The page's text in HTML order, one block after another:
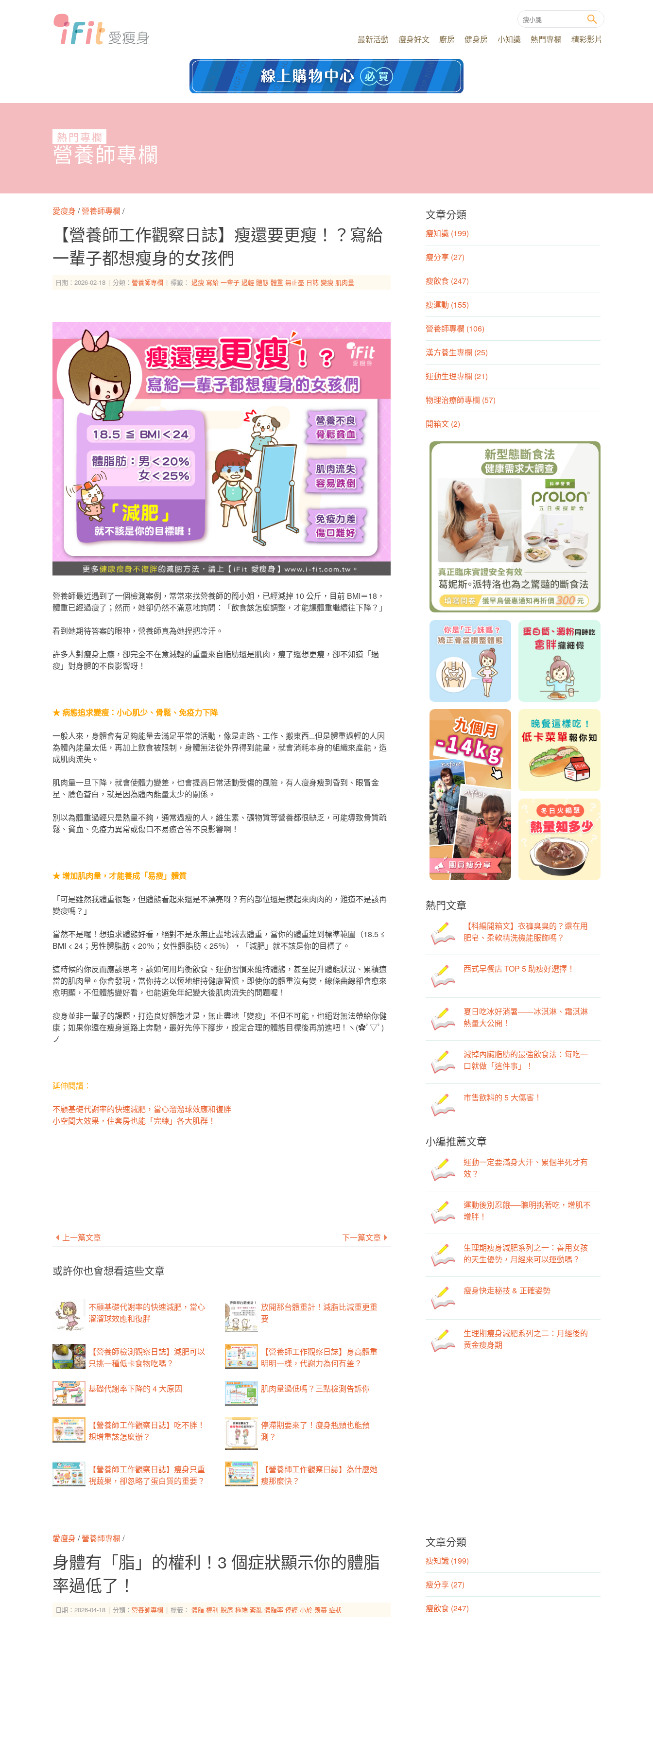
最新活動 瘦身好文 廚房 健身房 小知識 熱門專欄 精彩影片
熱門專欄
營養師專欄
愛瘦身 /營養師專欄 /
【營養師工作觀察日誌】瘦還要更瘦！？寫給
一輩子都想瘦身的女孩們
日期：2026-02-18 分類： 營養師專欄 標籤： 過瘦 寫給 一輩子 過輕 體態 體重 無止盡 日誌 變瘦 肌肉量
營養師最近遇到了一個檢測案例，常常來找營養師的簡小姐，已經減掉 10 公斤，目前 BMI＝18，
體重已經過瘦了；然而，她卻仍然不滿意地詢問：「飲食該怎麼調整，才能讓體重繼續往下降？」
看到她期待答案的眼神，營養師真為她捏把冷汗。
許多人對瘦身上癮，卻完全不在意減輕的重量來自脂肪還是肌肉，瘦了還想更瘦，卻不知道「過
瘦」對身體的不良影響呀！
★ 病態追求變瘦：小心肌少、骨鬆、免疫力下降
一般人來，身體會有足夠能量去滿足平常的活動，像是走路、工作、搬東西...但是體重過輕的人因
為體內能量太低，再加上飲食被限制，身體無法從外界得到能量，就會消耗本身的組織來產能，造
成肌肉流失。
肌肉量一旦下降，就會使體力變差，也會提高日常活動受傷的風險，有人瘦身瘦到昏到、眼冒金
星、臉色蒼白，就是因為體內能量太少的關係。
別以為體重過輕只是熱量不夠，通常過瘦的人，維生素、礦物質等營養都很缺乏，可能導致骨質疏
鬆、貧血、免疫力異常或傷口不易癒合等不良影響啊！
★ 增加肌肉量，才能養成「易瘦」體質
「可是雖然我體重很輕，但體態看起來還是不漂亮呀？有的部位還是摸起來肉肉的，難道不是該再
變瘦嗎？」
當然不是囉！想追求體態好看，絕對不是永無止盡地減去體重，當你的體重達到標準範圍（18.5 ≤
BMI < 24；男性體脂肪 < 20％；女性體脂肪 < 25％），「減肥」就不該是你的目標了。
這時候的你反而應該思考，該如何用均衡飲食、運動習慣來維持體態，甚至提升體能狀況、累積適
當的肌肉量。你會發現，當你持之以恆地維持健康習慣，即使你的體重沒有變，線條曲線卻會愈來
愈明顯，不但體態變好看，也能避免年紀變大後肌肉流失的問題喔！
瘦身並非一輩子的課題，打造良好體態才是，無止盡地「變瘦」不但不可能，也絕對無法帶給你健
康；如果你還在瘦身道路上奔馳，最好先停下腳步，設定合理的體態目標後再前進吧！ ヽ(✿ﾟ▽ﾟ)
ノ
延伸閱讀：
不顧基礎代謝率的快速減肥，當心溜溜球效應和復胖
小空間大效果，住套房也能「完練」各大肌群！
上一篇文章 下一篇文章
或許你也會想看這些文章
不顧基礎代謝率的快速減肥，當心
溜溜球效應和復胖
放開那台體重計！減脂比減重更重
要
【營養師檢測觀察日誌】減肥可以
只挑一種低卡食物吃嗎？
【營養師工作觀察日誌】身高體重
明明一樣，代謝力為何有差？
基礎代謝率下降的 4 大原因 肌肉量過低嗎？三點檢測告訴你
【營養師工作觀察日誌】吃不胖！
想增重該怎麼辦？
停滯期要來了！瘦身瓶頸也能預
測？
【營養師工作觀察日誌】瘦身只重
視蔬果，卻忽略了蛋白質的重要？
【營養師工作觀察日誌】為什麼她
瘦那麼快？
文章分類
瘦知識 (199)
瘦分享 (27)
瘦飲食 (247)
瘦運動 (155)
營養師專欄 (106)
漢方養生專欄 (25)
運動生理專欄 (21)
物理治療師專欄 (57)
開箱文 (2)
熱門文章
【科編開箱文】衣褲臭臭的？還在用
肥皂、柔軟精洗機能服飾嗎？
西式早餐店 TOP 5 助瘦好選擇！
夏日吃冰好消暑——冰淇淋、霜淇淋
熱量大公開！
減掉內臟脂肪的最強飲食法：每吃一
口就做「這件事」！
市售飲料的 5 大傷害！
小編推薦文章
運動一定要滿身大汗、累個半死才有
效？
運動後別忍餓──聰明挑著吃，增肌不
增胖！
生理期瘦身減肥系列之一：善用女孩
的天生優勢，月經來可以運動嗎？
瘦身快走秘技 & 正確姿勢
生理期瘦身減肥系列之二：月經後的
黃金瘦身期
愛瘦身 /營養師專欄 /
身體有「脂」的權利！3 個症狀顯示你的體脂
率過低了！
日期：2026-04-18 分類： 營養師專欄 標籤： 體脂 權利 脫屑 極端 紊亂 體脂率 停經 小於 羨慕 症狀
文章分類
瘦知識 (199)
瘦分享 (27)
瘦飲食 (247)